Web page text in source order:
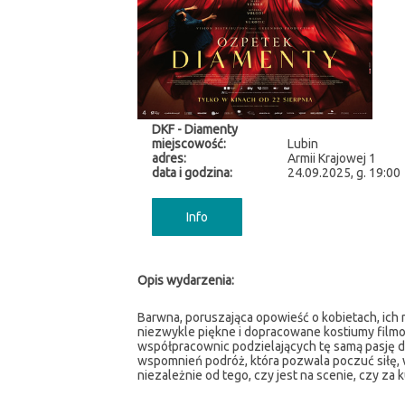
DKF - Diamenty
miejscowość:
Lubin
adres:
Armii Krajowej 1
data i godzina:
24.09.2025, g. 19:00
Info
Opis wydarzenia:
Barwna, poruszająca opowieść o kobietach,
niezwykle piękne i dopracowane kostiumy
współpracownic podzielających tę samą pasję
wspomnień podróż, która pozwala poczuć
niezależnie od tego, czy jest na scenie, czy za